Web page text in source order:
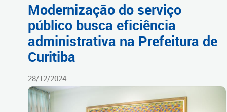
Modernização do serviço
público busca eficiência
administrativa na Prefeitura de
Curitiba
28/12/2024